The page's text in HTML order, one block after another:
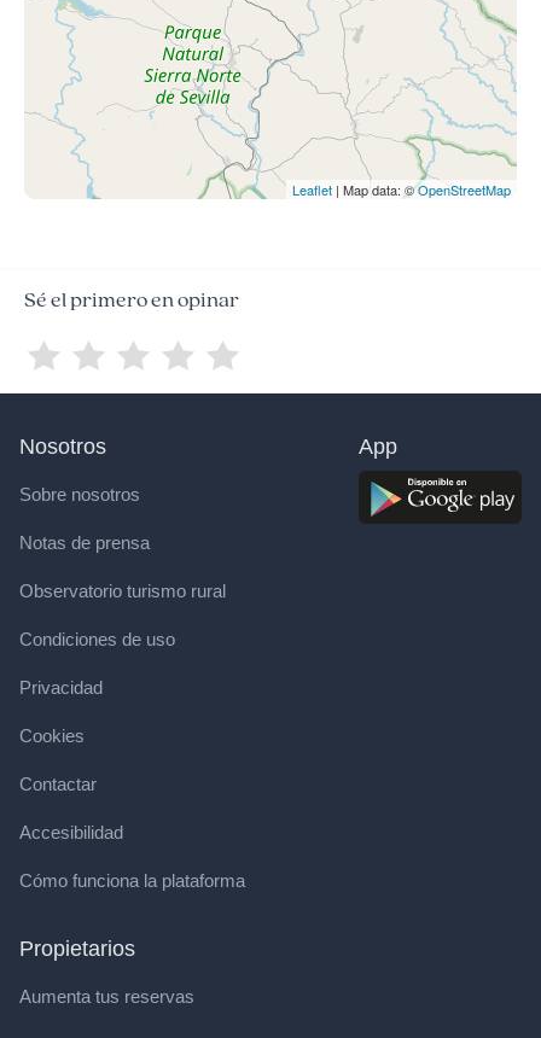
Leaflet | Map data: ©OpenStreetMap
Sé el primero en opinar
Nosotros
Sobre nosotros
Notas de prensa
Observatorio turismo rural
Condiciones de uso
Privacidad
Cookies
Contactar
Accesibilidad
Cómo funciona la plataforma
Propietarios
Aumenta tus reservas
App